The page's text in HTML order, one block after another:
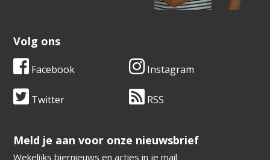
Volg ons
Facebook Instagram
Twitter RSS
​​​​​​​Meld je aan voor onze nieuwsbrief
Wekelijks biernieuws en acties in je mail